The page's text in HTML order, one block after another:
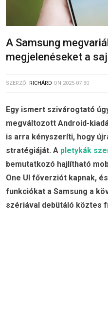
A Samsung
megjelenéseket a
SZERZŐ: RICHÁRD ON 2025-07-30
Egy ismert szivárogtató
megváltozott Android-
is arra kényszeríti, hogy
stratégiáját. A pletykák
bemutatkozó hajlítható
One UI főverziót kapnak,
funkciókat a Samsung a
szériával debütáló köztes